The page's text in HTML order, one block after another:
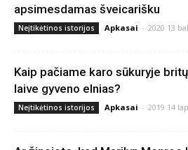
apsimesdamas šveicarišku
Neįtikėtinos istorijos Apkasai - 2020 13
Kaip pačiame karo sūkuryje
laive gyveno elnias?
Neįtikėtinos istorijos Apkasai - 2019 14